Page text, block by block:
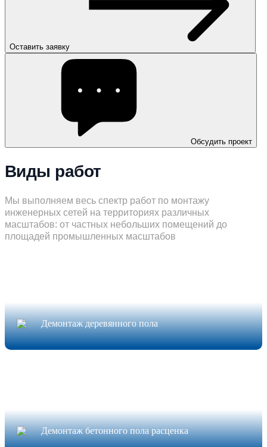
Оставить заявку
Обсудить проект
Виды работ
Мы выполняем весь спектр работ по монтажу
инженерных сетей на территориях различных
масштабов: от частных небольших помещений до
площадей промышленных масштабов
Демонтаж деревянного пола
Демонтаж бетонного пола расценка